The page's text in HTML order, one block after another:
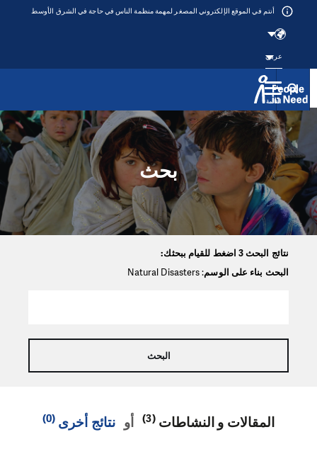
Přeskočit na obsah
أنتم في الموقع الإلكتروني المصغر لمهمة منظمة الناس في حاجة في الشرق الأوسط
عربي
القائمة
بحث
نتائج البحث 3 اضغط للقيام ببحثك:
البحث بناء على الوسم: Natural Disasters
المقالات و النشاطات أو نتائج أخرى